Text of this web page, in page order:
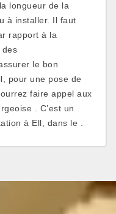
longueur de la
à installer. Il faut
rapport à la
des
le bon
pour une pose de
faire appel aux
. C’est un
à Ell, dans le .